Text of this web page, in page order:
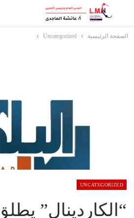
الصفحة الرئيسية Uncategorized
UNCATEGORIZED
“الكاردينال”